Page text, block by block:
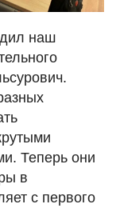
наш
Теперь они
в
с первого